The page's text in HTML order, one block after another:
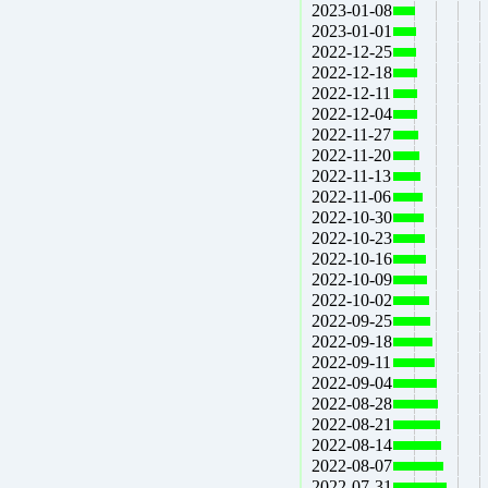
2023-01-08
2023-01-01
2022-12-25
2022-12-18
2022-12-11
2022-12-04
2022-11-27
2022-11-20
2022-11-13
2022-11-06
2022-10-30
2022-10-23
2022-10-16
2022-10-09
2022-10-02
2022-09-25
2022-09-18
2022-09-11
2022-09-04
2022-08-28
2022-08-21
2022-08-14
2022-08-07